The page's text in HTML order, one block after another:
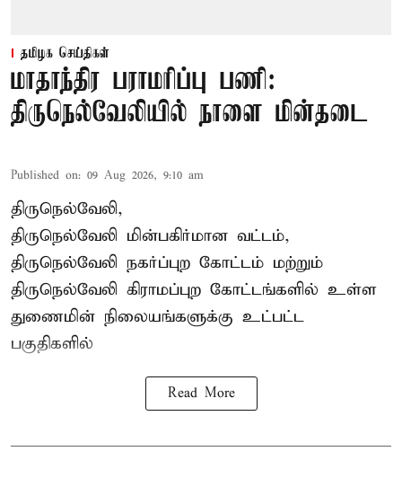
தமிழக செய்திகள்
மாதாந்திர பராமரிப்பு பணி:
திருநெல்வேலியில் நாளை மின்தடை
Published on: 09 Aug 2026, 9:10 am
திருநெல்வேலி,
திருநெல்வேலி மின்பகிர்மான வட்டம்,
திருநெல்வேலி நகர்ப்புற கோட்டம் மற்றும்
திருநெல்வேலி கிராமப்புற கோட்டங்களில் உள்ள
துணைமின் நிலையங்களுக்கு உட்பட்ட
பகுதிகளில்
Read More